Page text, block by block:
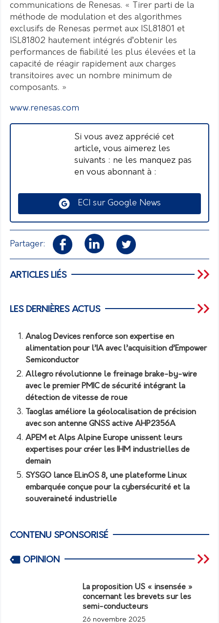
communications de Renesas. « Tirer parti de la
méthode de modulation et des algorithmes
exclusifs de Renesas permet aux ISL81801 et
ISL81802 hautement intégrés d’obtenir les
performances de fiabilité les plus élevées et la
capacité de réagir rapidement aux charges
transitoires avec un nombre minimum de
composants. »
www.renesas.com
Si vous avez apprécié cet
article, vous aimerez les
suivants : ne les manquez pas
en vous abonnant à :
ECI sur Google News
Partager:
ARTICLES LIÉS
LES DERNIÈRES ACTUS
Analog Devices renforce son expertise en
alimentation pour l’IA avec l’acquisition d’Empower
Semiconductor
Allegro révolutionne le freinage brake-by-wire
avec le premier PMIC de sécurité intégrant la
détection de vitesse de roue
Taoglas améliore la géolocalisation de précision
avec son antenne GNSS active AHP2356A
APEM et Alps Alpine Europe unissent leurs
expertises pour créer les IHM industrielles de
demain
SYSGO lance ELinOS 8, une plateforme Linux
embarquée conçue pour la cybersécurité et la
souveraineté industrielle
CONTENU SPONSORISÉ
OPINION
La proposition US « insensée »
concernant les brevets sur les
semi-conducteurs
26 novembre 2025